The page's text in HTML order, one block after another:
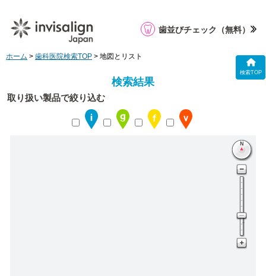
検索TOP
歯並びチェック （無料）
ホーム > 歯科医院検索TOP > 地図とリスト
検索結果
取り扱い製品で絞り込む